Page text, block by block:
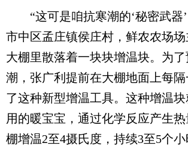
“这可是咱抗寒潮的‘秘密武器’
市中区孟庄镇侯庄村，鲜农农场
大棚里散落着一块块增温块。为
潮，张广利提前在大棚地面上每
了这种新型增温工具。这种增温
用的暖宝宝，通过化学反应产生
棚增温2至4摄氏度，持续3至5个